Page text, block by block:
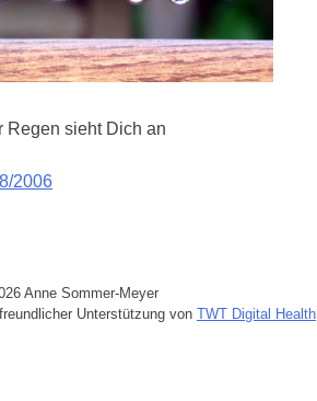
Regen sieht Dich an
2006
Anne Sommer-Meyer
Unterstützung von TWT Digital Health